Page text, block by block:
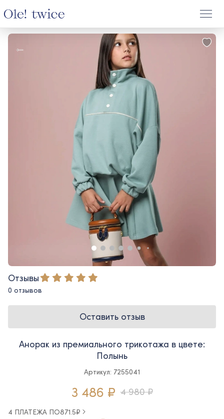
Отзывы
0 отзывов
Оставить отзыв
Анорак из премиального трикотажа в цвете:
Полынь
Артикул: 7255041
3 486 ₽ 4 980 ₽
4 ПЛАТЕЖА ПО871.5₽